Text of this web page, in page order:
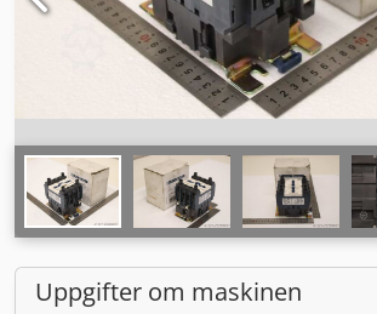
Uppgifter om maskinen